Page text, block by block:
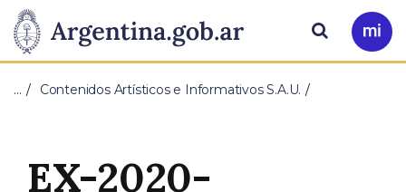
Presidencia
de
Nación
Pasar al contenido principal
Ir
a
Buscar
… Contenidos Artísticos e Informativos S.A.U.
EX-2020-